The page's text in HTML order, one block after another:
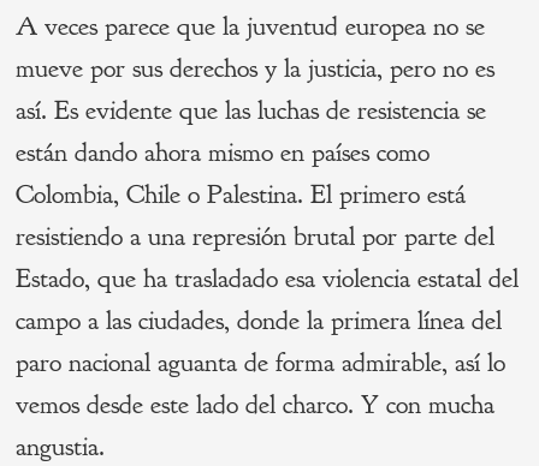
A veces parece que la juventud europea no se
mueve por sus derechos y la justicia, pero no es
así. Es evidente que las luchas de resistencia se
están dando ahora mismo en países como
Colombia, Chile o Palestina. El primero está
resistiendo a una represión brutal por parte del
Estado, que ha trasladado esa violencia estatal del
campo a las ciudades, donde la primera línea del
paro nacional aguanta de forma admirable, así lo
vemos desde este lado del charco. Y con mucha
angustia.